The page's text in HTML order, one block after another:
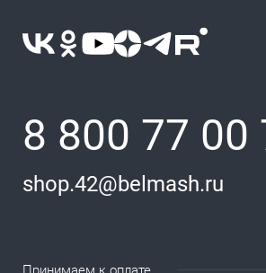
8 800 77 00
shop.42@belmash.ru